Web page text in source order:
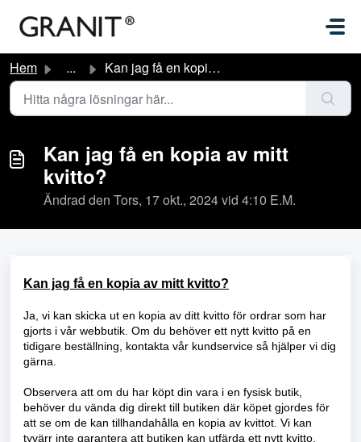
Hem ... Kan jag få en kopia av mitt kvitto?
Kan jag få en kopia av mitt
kvitto?
Ändrad den Tors, 17 okt., 2024 vid 4:10 E.M.
Kan jag få en kopia av mitt kvitto?
Ja, vi kan skicka ut en kopia av ditt kvitto för ordrar som har
gjorts i vår webbutik. Om du behöver ett nytt kvitto på en
tidigare beställning, kontakta vår kundservice så hjälper vi dig
gärna.
Observera att om du har köpt din vara i en fysisk butik,
behöver du vända dig direkt till butiken där köpet gjordes för
att se om de kan tillhandahålla en kopia av kvittot. Vi kan
tyvärr inte garantera att butiken kan utfärda ett nytt kvitto.